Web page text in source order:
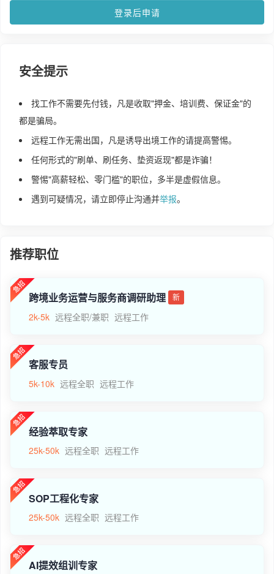
登录后申请
安全提示
找工作不需要先付钱，凡是收取"押金、培训费、保证金"的
都是骗局。
远程工作无需出国，凡是诱导出境工作的请提高警惕。
任何形式的"刷单、刷任务、垫资返现"都是诈骗！
警惕"高薪轻松、零门槛"的职位，多半是虚假信息。
遇到可疑情况，请立即停止沟通并举报。
推荐职位
跨境业务运营与服务商调研助理 新
2k-5k 远程全职/兼职 远程工作
客服专员
5k-10k 远程全职 远程工作
经验萃取专家
25k-50k 远程全职 远程工作
SOP工程化专家
25k-50k 远程全职 远程工作
AI提效组训专家